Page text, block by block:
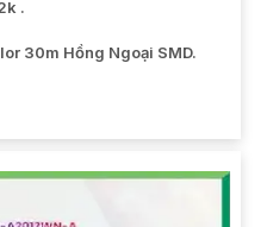
.
30m Hồng Ngoại SMD.